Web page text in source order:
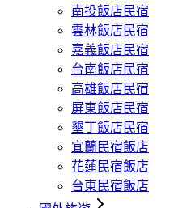
南投飯店民宿
雲林飯店民宿
嘉義飯店民宿
台南飯店民宿
高雄飯店民宿
屏東飯店民宿
墾丁飯店民宿
宜蘭民宿飯店
花蓮民宿飯店
台東民宿飯店